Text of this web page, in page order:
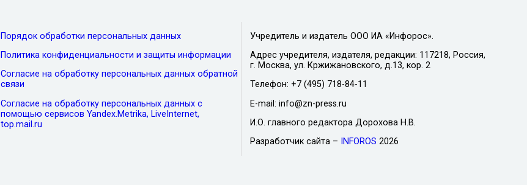
Порядок обработки персональных данных
Политика конфиденциальности и защиты информации
Согласие на обработку персональных данных обратной
связи
Согласие на обработку персональных данных с
помощью сервисов Yandex.Metrika, LiveInternet,
top.mail.ru
Учредитель и издатель ООО ИА «Инфорос».
Адрес учредителя, издателя, редакции: 117218, Россия,
г. Москва, ул. Кржижановского, д.13, кор. 2
Телефон: +7 (495) 718-84-11
E-mail: info@zn-press.ru
И.О. главного редактора Дорохова Н.В.
Разработчик сайта – INFOROS 2026